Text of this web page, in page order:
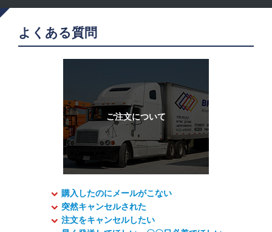
よくある質問
購入したのにメールがこない
突然キャンセルされた
注文をキャンセルしたい